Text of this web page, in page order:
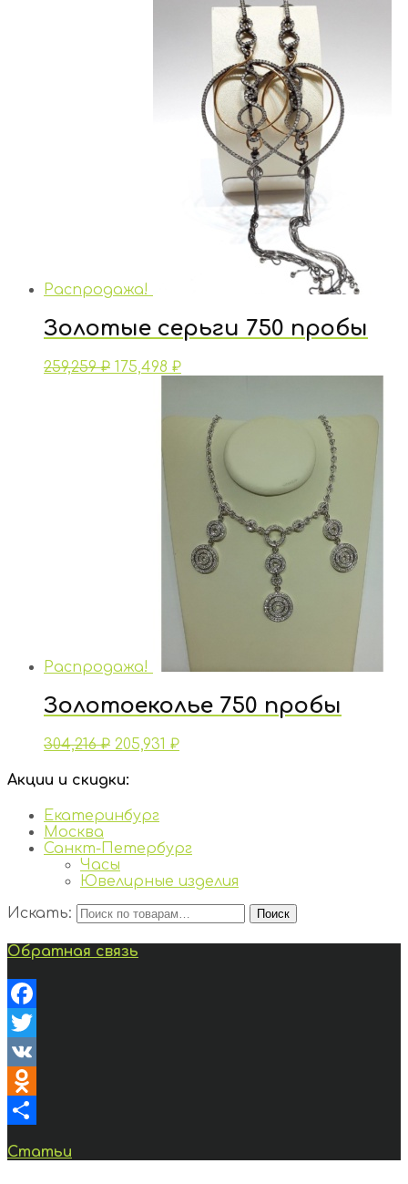
Распродажа!
Золотые серьги 750 пробы
259,259₽ 175,498 ₽
Распродажа!
Золотоеколье 750 пробы
304,216₽ 205,931 ₽
Акции и скидки:
Екатеринбург
Москва
Санкт-Петербург
Часы
Ювелирные изделия
Искать:
Поиск
Обратная связь
Facebook
Twitter
VK
Odnoklassniki
Статьи